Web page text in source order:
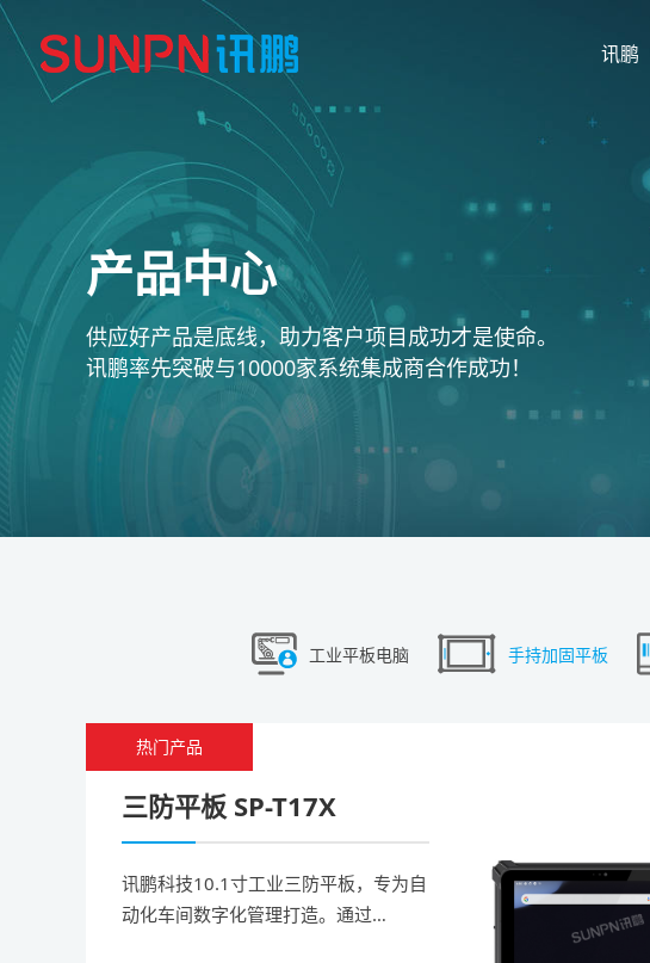
讯鹏
产品中心
供应好产品是底线，助力客户项目成功才是使命。
讯鹏率先突破与10000家系统集成商合作成功！
工业平板电脑 手持加固平板
热门产品
三防平板 SP-T17X
讯鹏科技10.1寸工业三防平板，专为自
动化车间数字化管理打造。通过